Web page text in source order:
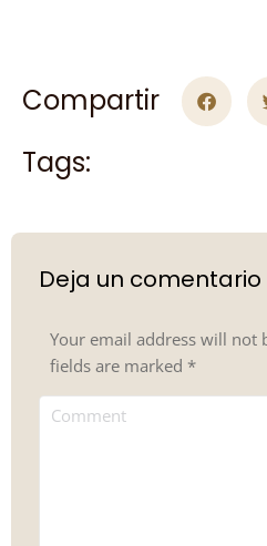
Compartir
Tags:
Deja un comentario
Your email address will not
fields are marked *
Comment